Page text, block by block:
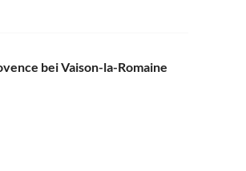
bei Vaison-la-Romaine